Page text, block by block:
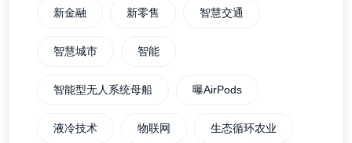
新金融 新零售 智慧交通
智慧城市 智能
智能型无人系统母船 曝AirPods
液冷技术 物联网 生态循环农业